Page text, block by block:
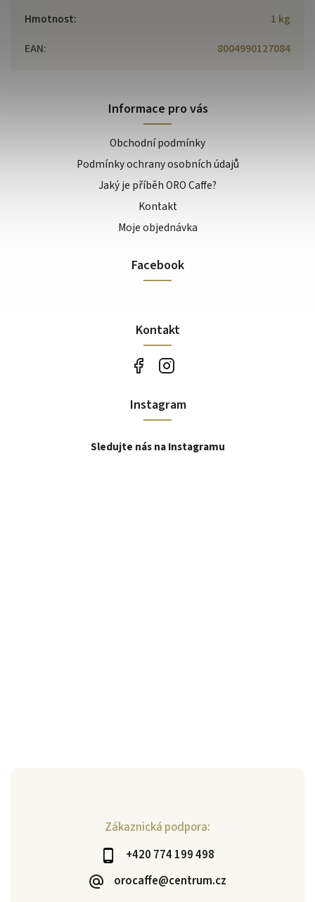
Hmotnost:
1 kg
EAN: 8004990127084
Zákaznická podpora:
+420 774 199 498
orocaffe@centrum.cz
Informace pro vás
Obchodní podmínky
Podmínky ochrany osobních údajů
Jaký je příběh ORO Caffe?
Kontakt
Moje objednávka
Facebook
Kontakt
Instagram
Sledujte nás na Instagramu